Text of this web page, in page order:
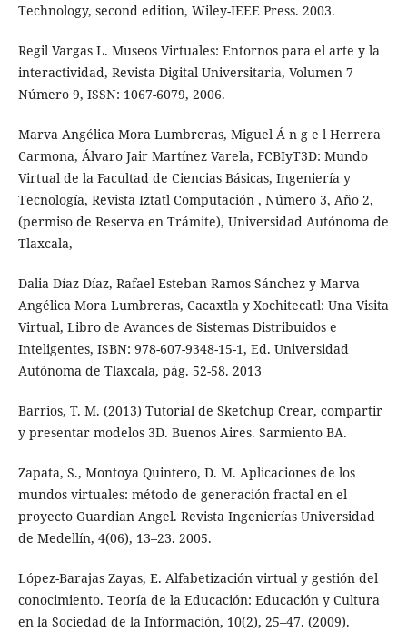
Technology, second edition, Wiley-IEEE Press. 2003.
Regil Vargas L. Museos Virtuales: Entornos para el arte y la
interactividad, Revista Digital Universitaria, Volumen 7
Número 9, ISSN: 1067-6079, 2006.
Marva Angélica Mora Lumbreras, Miguel Á n g e l Herrera
Carmona, Álvaro Jair Martínez Varela, FCBIyT3D: Mundo
Virtual de la Facultad de Ciencias Básicas, Ingeniería y
Tecnología, Revista Iztatl Computación , Número 3, Año 2,
(permiso de Reserva en Trámite), Universidad Autónoma de
Tlaxcala,
Dalia Díaz Díaz, Rafael Esteban Ramos Sánchez y Marva
Angélica Mora Lumbreras, Cacaxtla y Xochitecatl: Una Visita
Virtual, Libro de Avances de Sistemas Distribuidos e
Inteligentes, ISBN: 978-607-9348-15-1, Ed. Universidad
Autónoma de Tlaxcala, pág. 52-58. 2013
Barrios, T. M. (2013) Tutorial de Sketchup Crear, compartir
y presentar modelos 3D. Buenos Aires. Sarmiento BA.
Zapata, S., Montoya Quintero, D. M. Aplicaciones de los
mundos virtuales: método de generación fractal en el
proyecto Guardian Angel. Revista Ingenierías Universidad
de Medellín, 4(06), 13–23. 2005.
López-Barajas Zayas, E. Alfabetización virtual y gestión del
conocimiento. Teoría de la Educación: Educación y Cultura
en la Sociedad de la Información, 10(2), 25–47. (2009).